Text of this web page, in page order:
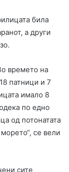
била
а други
времето на
патници и 7
имало 8
по едно
од потонатата
се вели
сите